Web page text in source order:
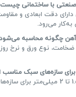
با ساختمانی
دقت ابعادی و
می‌رود.
چگونه محاسبه
ضخامت، نوع ورق و نرخ
سازه‌های سبک
ضخامت‌های 1.5 تا 2 میلی‌متر